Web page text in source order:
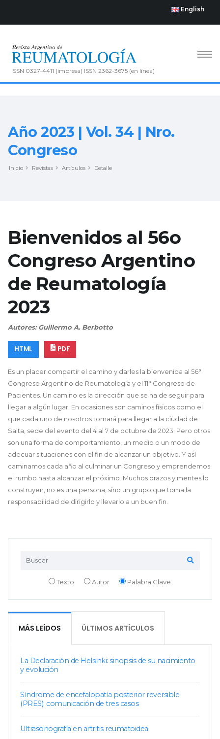
English
ISSN 0327-4411 (impresa) ISSN 2362-3675 (en línea)
Año 2023 | Vol. 34 | Nro.
Congreso
Inicio Revistas Artículos Detalle
Texto Autor Palabra Clave
MÁS LEÍDOS ÚLTIMOS ARTÍCULOS
La Declaración de Helsinki: sinopsis de su nacimiento
y evolución
Síndrome de encefalopatía posterior reversible
(PRES): comunicación de tres casos
Ultrasonografía en artritis reumatoidea
Bienvenidos al 56o
Congreso Argentino
de Reumatología
2023
Autores: Guillermo A. Berbotto
HTML PDF
Es un placer compartir el camino y darles la bienvenida al 56°
Congreso Argentino de Reumatología y el 11° Congreso de
Pacientes. Un camino es la dirección que se ha de seguir para
llegar a algún lugar. En ocasiones son caminos físicos como el
que cada uno de nosotros tomará para llegar a la ciudad de
Salta, sede del evento del 4 al 7 de octubre de 2023. Pero otros
son una forma de comportamiento, un medio o un modo de
adecuar situaciones con el fin de alcanzar un objetivo. Y así
caminamos cada año al culminar un Congreso y emprendemos
el rumbo hasta alcanzar el próximo. Muchos brazos y mentes lo
construyen, no es una persona, sino un grupo que toma la
responsabilidad de dirigirlo y llevarlo a un buen fin.